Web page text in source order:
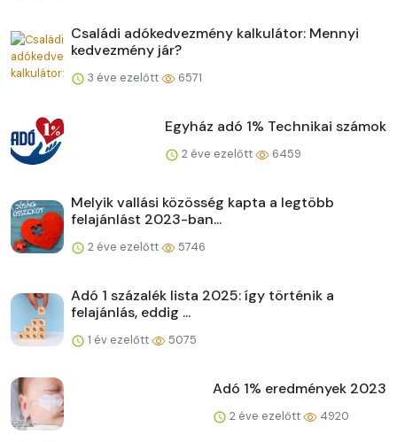
Családi adókedvezmény kalkulátor: Mennyi
kedvezmény jár?
3 éve ezelőtt 6571
Egyház adó 1% Technikai számok
2 éve ezelőtt 6459
Melyik vallási közösség kapta a legtöbb
felajánlást 2023-ban...
2 éve ezelőtt 5746
Adó 1 százalék lista 2025: így történik a
felajánlás, eddig ...
1 év ezelőtt 5075
Adó 1% eredmények 2023
2 éve ezelőtt 4920